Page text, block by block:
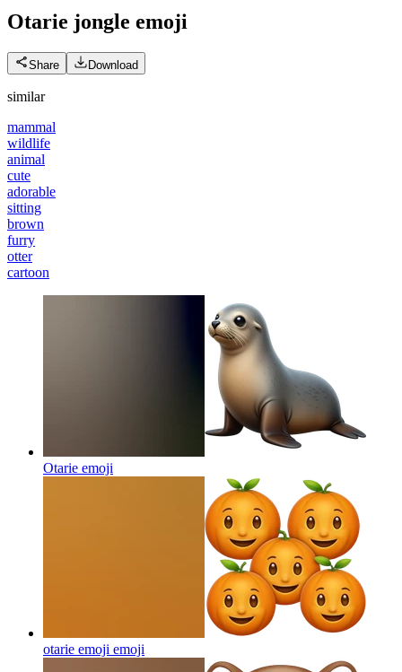
Otarie jongle emoji
Share Download
similar
mammal
wildlife
animal
cute
adorable
sitting
brown
furry
otter
cartoon
Otarie emoji
otarie emoji emoji